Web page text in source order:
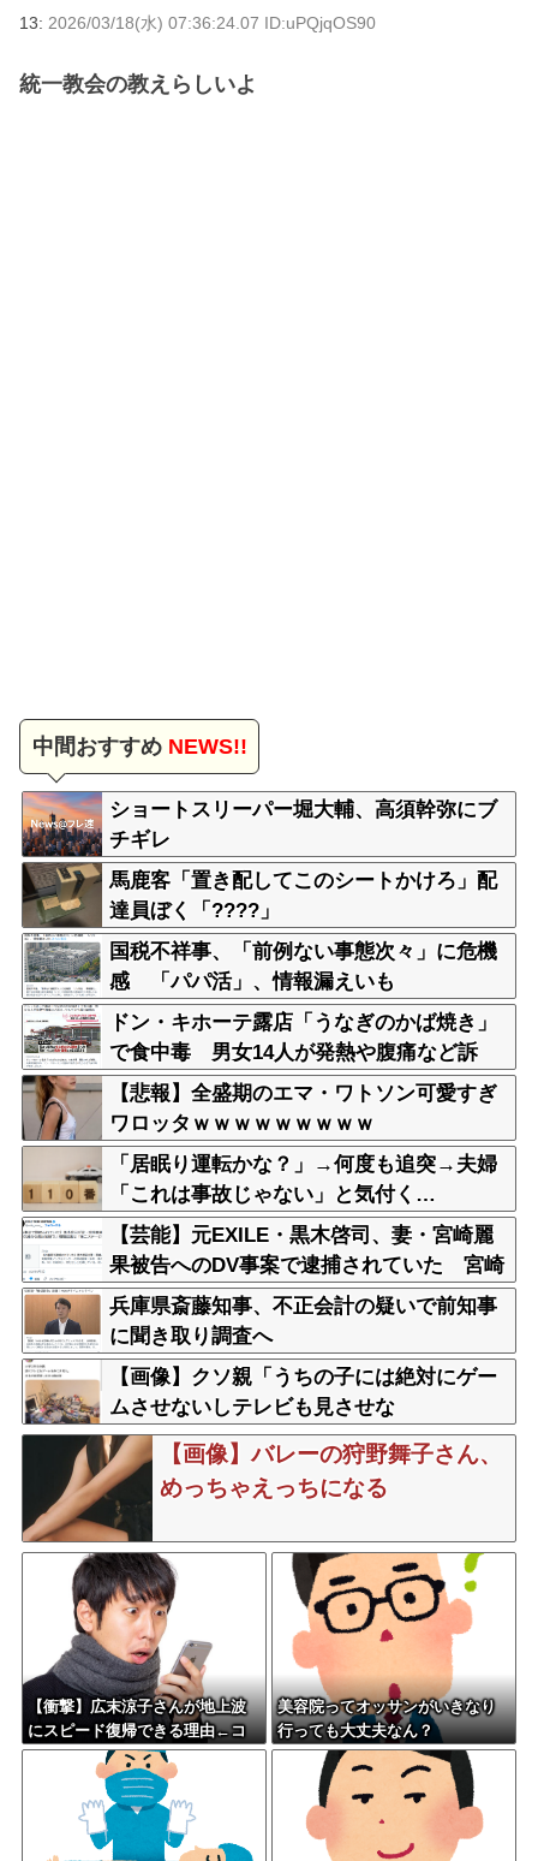
13: 2026/03/18(水) 07:36:24.07 ID:uPQjqOS90
統一教会の教えらしいよ
中間おすすめNEWS!!
ショートスリーパー堀大輔、高須幹弥にブ
チギレ
馬鹿客「置き配してこのシートかけろ」配
達員ぼく「????」
国税不祥事、「前例ない事態次々」に危機
感 「パパ活」、情報漏えいも
ドン・キホーテ露店「うなぎのかば焼き」
で食中毒 男女14人が発熱や腹痛など訴
え…サルモネラ属の菌検出
【悲報】全盛期のエマ・ワトソン可愛すぎ
ワロッタｗｗｗｗｗｗｗｗｗ
「居眠り運転かな？」→何度も追突→夫婦
「これは事故じゃない」と気付く…
【芸能】元EXILE・黒木啓司、妻・宮崎麗
果被告へのDV事案で逮捕されていた 宮崎
は全身打撲、頭部裂傷及び打撲、頸部損傷
の怪我
兵庫県斎藤知事、不正会計の疑いで前知事
に聞き取り調査へ
【画像】クソ親「うちの子には絶対にゲー
ムさせないしテレビも見させな
い！！！！！」
【画像】バレーの狩野舞子さん、
めっちゃえっちになる
【衝撃】広末涼子さんが地上波
にスピード復帰できる理由←コ
レ、誰にも分からない模様w w w
w w w w w
美容院ってオッサンがいきなり
行っても大丈夫なん？